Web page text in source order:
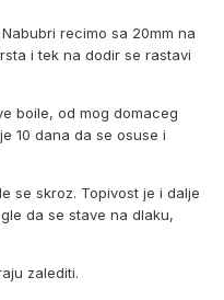
recimo sa 20mm na
i tek na dodir se rastavi
boile, od mog domaceg
10 dana da se osuse i
se skroz. Topivost je i dalje
da se stave na dlaku,
zalediti.